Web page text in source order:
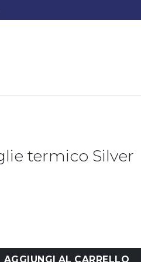
termico Silver
Silver quantità
AGGIUNGI AL CARRELLO